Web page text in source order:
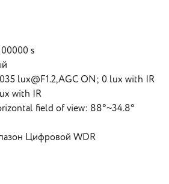
s
lux@F1.2,AGC ON; 0 lux with IR
with IR
field of view: 88°~34.8°
Цифровой WDR